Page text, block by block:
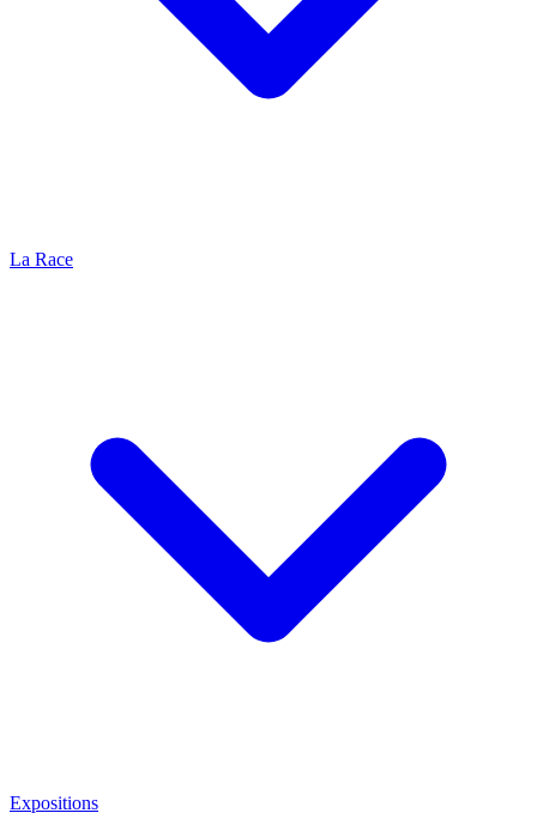
La Race
Expositions